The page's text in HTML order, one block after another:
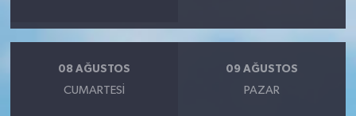
08 AĞUSTOS
CUMARTESI
09 AĞUSTOS
PAZAR